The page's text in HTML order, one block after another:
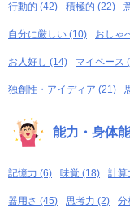
行動的 (42) 積極的 (22)
自分に厳しい (10) おしゃ
お人好し (14) マイペース
独創性・アイディア (21)
能力・身体
記憶力 (6) 味覚 (18) 計算
器用さ (45) 思考力 (2) 分